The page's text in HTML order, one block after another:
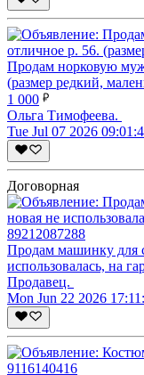
Продам норковую
(размер редкий,
1 000
Ольга Тимофеева.
Tue Jul 07 2026
Договорная
Продам машинку для
использовалась, на
Продавец.
Mon Jun 22 2026